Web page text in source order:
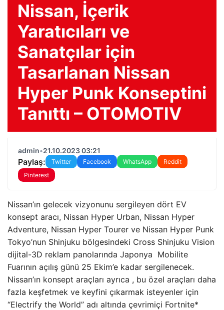
Nissan, İçerik
Yaratıcıları ve
Sanatçılar için
Tasarlanan Nissan
Hyper Punk Konseptini
Tanıttı – OTOMOTIV
admin•21.10.2023 03:21
Paylaş: Twitter Facebook WhatsApp
Reddit
Pinterest
Nissan’ın gelecek vizyonunu sergileyen dört EV
konsept aracı, Nissan Hyper Urban, Nissan Hyper
Adventure, Nissan Hyper Tourer ve Nissan Hyper Punk
Tokyo’nun Shinjuku bölgesindeki Cross Shinjuku Vision
dijital-3D reklam panolarında Japonya Mobilite
Fuarının açılış günü 25 Ekim’e kadar sergilenecek.
Nissan’ın konsept araçları ayrıca , bu özel araçları daha
fazla keşfetmek ve keyfini çıkarmak isteyenler için
“Electrify the World” adı altında çevrimiçi Fortnite*